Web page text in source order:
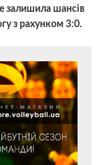
залишила шансів
з рахунком 3:0.